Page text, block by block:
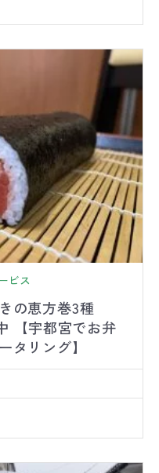
ビス
の恵方巻3種
【宇都宮でお弁
タリング】